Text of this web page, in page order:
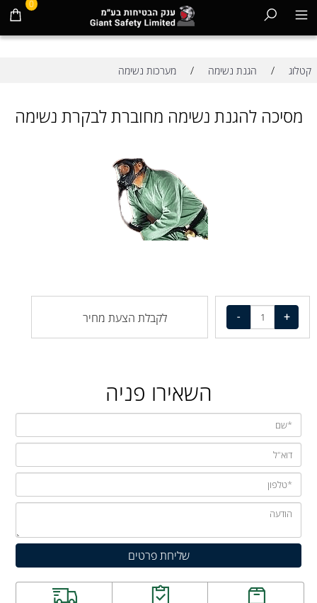
0
קטלוג / הגנת נשימה / מערכות נשימה
מסיכה להגנת נשימה מחוברת לבקרת נשימה
לקבלת הצעת מחיר
השאירו פניה